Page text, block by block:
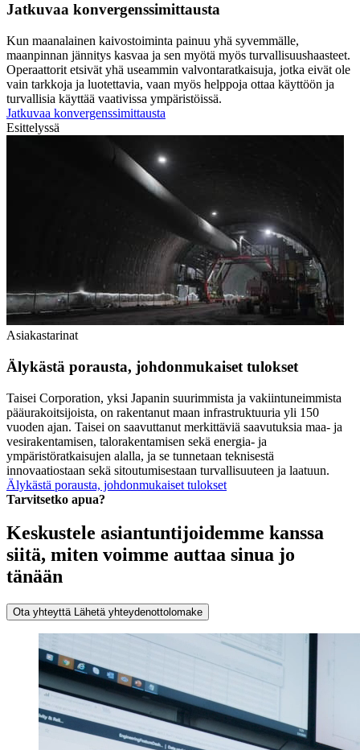
Jatkuvaa konvergenssimittausta
Kun maanalainen kaivostoiminta painuu yhä syvemmälle,
maanpinnan jännitys kasvaa ja sen myötä myös turvallisuushaasteet.
Operaattorit etsivät yhä useammin valvontaratkaisuja, jotka eivät ole
vain tarkkoja ja luotettavia, vaan myös helppoja ottaa käyttöön ja
turvallisia käyttää vaativissa ympäristöissä.
Jatkuvaa konvergenssimittausta
Esittelyssä
Asiakastarinat
Älykästä porausta, johdonmukaiset tulokset
Taisei Corporation, yksi Japanin suurimmista ja vakiintuneimmista
pääurakoitsijoista, on rakentanut maan infrastruktuuria yli 150
vuoden ajan. Taisei on saavuttanut merkittäviä saavutuksia maa- ja
vesirakentamisen, talorakentamisen sekä energia- ja
ympäristöratkaisujen alalla, ja se tunnetaan teknisestä
innovaatiostaan sekä sitoutumisestaan turvallisuuteen ja laatuun.
Älykästä porausta, johdonmukaiset tulokset
Tarvitsetko apua?
Keskustele asiantuntijoidemme kanssa
siitä, miten voimme auttaa sinua jo
tänään
Ota yhteyttä Lähetä yhteydenottolomake